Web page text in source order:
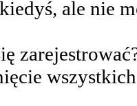
ale nie